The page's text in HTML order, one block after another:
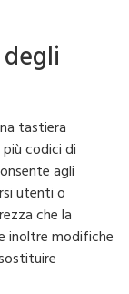
tastiera
codici di
agli
utenti o
che la
inoltre modifiche